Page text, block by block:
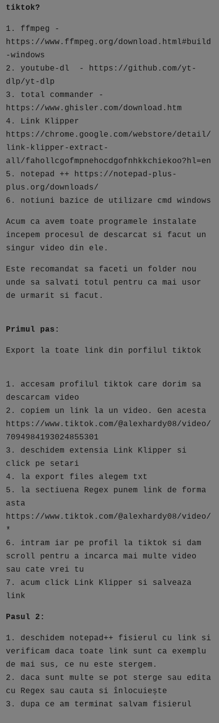
tiktok?
1. ffmpeg -
https://www.ffmpeg.org/download.html#build
-windows
2. youtube-dl - https://github.com/yt-
dlp/yt-dlp
3. total commander -
https://www.ghisler.com/download.htm
4. Link Klipper
https://chrome.google.com/webstore/detail/
link-klipper-extract-
all/fahollcgofmpnehocdgofnhkkchiekoo?hl=en
5. notepad ++ https://notepad-plus-
plus.org/downloads/
6. notiuni bazice de utilizare cmd windows
Acum ca avem toate programele instalate
incepem procesul de descarcat si facut un
singur video din ele.
Este recomandat sa faceti un folder nou
unde sa salvati totul pentru ca mai usor
de urmarit si facut.
Primul pas:
Export la toate link din porfilul tiktok
1. accesam profilul tiktok care dorim sa
descarcam video
2. copiem un link la un video. Gen acesta
https://www.tiktok.com/@alexhardy08/video/
7094984193024855301
3. deschidem extensia Link Klipper si
click pe setari
4. la export files alegem txt
5. la sectiuena Regex punem link de forma
asta
https://www.tiktok.com/@alexhardy08/video/
*
6. intram iar pe profil la tiktok si dam
scroll pentru a incarca mai multe video
sau cate vrei tu
7. acum click Link Klipper si salveaza
link
Pasul 2:
1. deschidem notepad++ fisierul cu link si
verificam daca toate link sunt ca exemplu
de mai sus, ce nu este stergem.
2. daca sunt multe se pot sterge sau edita
cu Regex sau cauta si înlocuiește
3. dupa ce am terminat salvam fisierul